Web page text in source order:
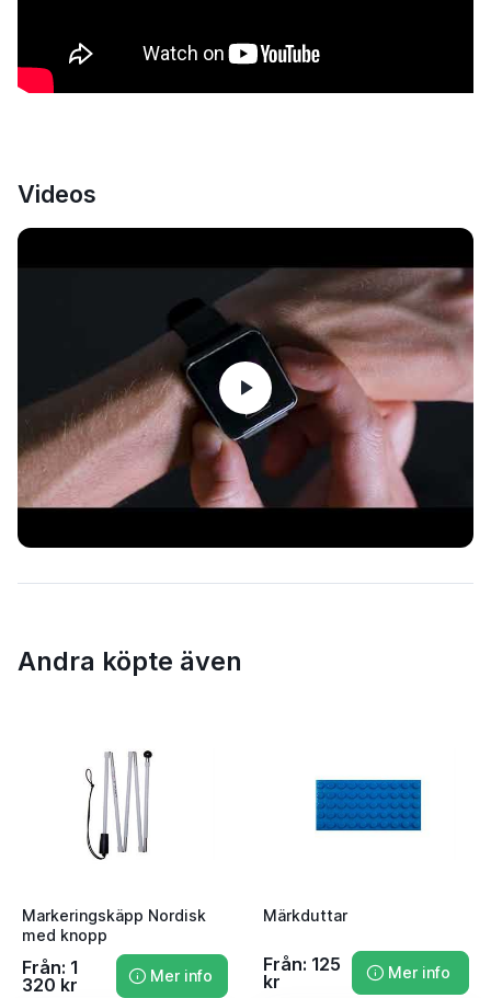
Videos
Andra köpte även
Markeringskäpp Nordisk
med knopp
Från: 1
320 kr
Mer info
Märkduttar
Från: 125
kr
Mer info